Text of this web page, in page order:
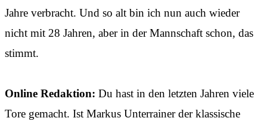
Jahre verbracht. Und so alt bin ich nun auch wieder
nicht mit 28 Jahren, aber in der Mannschaft schon, das
stimmt.
Online Redaktion: Du hast in den letzten Jahren viele
Tore gemacht. Ist Markus Unterrainer der klassische